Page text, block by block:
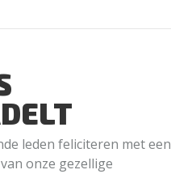
leden feliciteren met een
onze gezellige